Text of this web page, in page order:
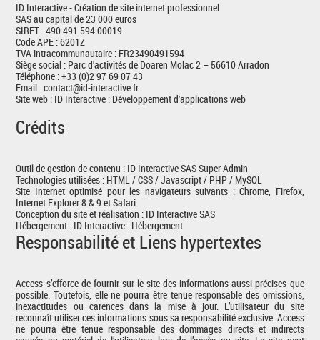
ID Interactive -Création de site internet professionnel
SAS au capital de 23 000 euros
SIRET : 490 491 594 00019
Code APE : 6201Z
TVA intracommunautaire : FR23490491594
Siège social : Parc d'activités de Doaren Molac 2 – 56610 Arradon
Téléphone : +33 (0)2 97 69 07 43
Email : contact@id-interactive.fr
Site web : ID Interactive : Développement d'applications web
Crédits
Outil de gestion de contenu : ID Interactive SAS Super Admin
Technologies utilisées : HTML / CSS / Javascript / PHP / MySQL
Site Internet optimisé pour les navigateurs suivants : Chrome, Firefox,
Internet Explorer 8 & 9 et Safari.
Conception du site et réalisation : ID Interactive SAS
Hébergement : ID Interactive : Hébergement
Responsabilité et Liens hypertextes
Access s’efforce de fournir sur le site des informations aussi précises que
possible. Toutefois, elle ne pourra être tenue responsable des omissions,
inexactitudes ou carences dans la mise à jour. L’utilisateur du site
reconnaît utiliser ces informations sous sa responsabilité exclusive. Access
ne pourra être tenue responsable des dommages directs et indirects